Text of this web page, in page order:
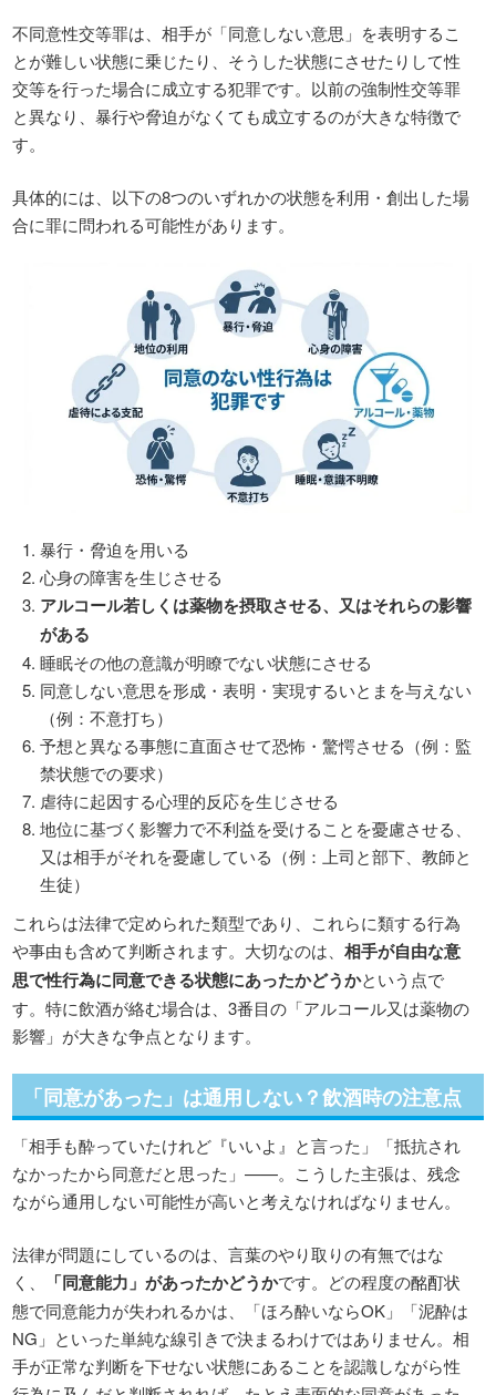
不同意性交等罪は、相手が「同意しない意思」を表明するこ
とが難しい状態に乗じたり、そうした状態にさせたりして性
交等を行った場合に成立する犯罪です。以前の強制性交等罪
と異なり、暴行や脅迫がなくても成立するのが大きな特徴で
す。
具体的には、以下の8つのいずれかの状態を利用・創出した場
合に罪に問われる可能性があります。
暴行・脅迫を用いる
心身の障害を生じさせる
アルコール若しくは薬物を摂取させる、又はそれらの影響
がある
睡眠その他の意識が明瞭でない状態にさせる
同意しない意思を形成・表明・実現するいとまを与えない
（例：不意打ち）
予想と異なる事態に直面させて恐怖・驚愕させる（例：監
禁状態での要求）
虐待に起因する心理的反応を生じさせる
地位に基づく影響力で不利益を受けることを憂慮させる、
又は相手がそれを憂慮している（例：上司と部下、教師と
生徒）
これらは法律で定められた類型であり、これらに類する行為
や事由も含めて判断されます。大切なのは、相手が自由な意
思で性行為に同意できる状態にあったかどうかという点で
す。特に飲酒が絡む場合は、3番目の「アルコール又は薬物の
影響」が大きな争点となります。
「同意があった」は通用しない？飲酒時の注意点
「相手も酔っていたけれど『いいよ』と言った」「抵抗され
なかったから同意だと思った」——。こうした主張は、残念
ながら通用しない可能性が高いと考えなければなりません。
法律が問題にしているのは、言葉のやり取りの有無ではな
く、
「同意能力」があったかどうかです。どの程度の酩酊状
態で同意能力が失われるかは、「ほろ酔いならOK」「泥酔は
NG」といった単純な線引きで決まるわけではありません。相
手が正常な判断を下せない状態にあることを認識しながら性